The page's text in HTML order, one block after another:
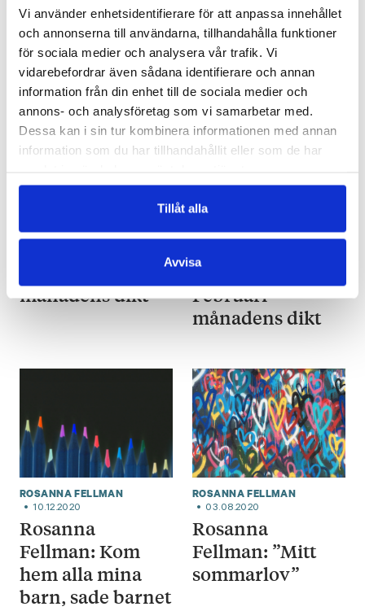
Vi använder enhetsidentifierare för att anpassa innehållet
och annonserna till användarna, tillhandahålla funktioner
för sociala medier och analysera vår trafik. Vi
vidarebefordrar även sådana identifierare och annan
information från din enhet till de sociala medier och
annons- och analysföretag som vi samarbetar med.
Dessa kan i sin tur kombinera informationen med annan
information som du har tillhandahållit eller som de har
Tillåt alla
Avvisa
Fellman: Maj –
månadens dikt
Fellman: April –
månadens dikt
13.03.2021
månadens dikt
ROSANNA FELLMAN
14.02.2021
Fellman:
Februari –
månadens dikt
ROSANNA FELLMAN
10.12.2020
Rosanna
Fellman: Kom
hem alla mina
barn, sade barnet
ROSANNA FELLMAN
03.08.2020
Rosanna
Fellman: ”Mitt
sommarlov”